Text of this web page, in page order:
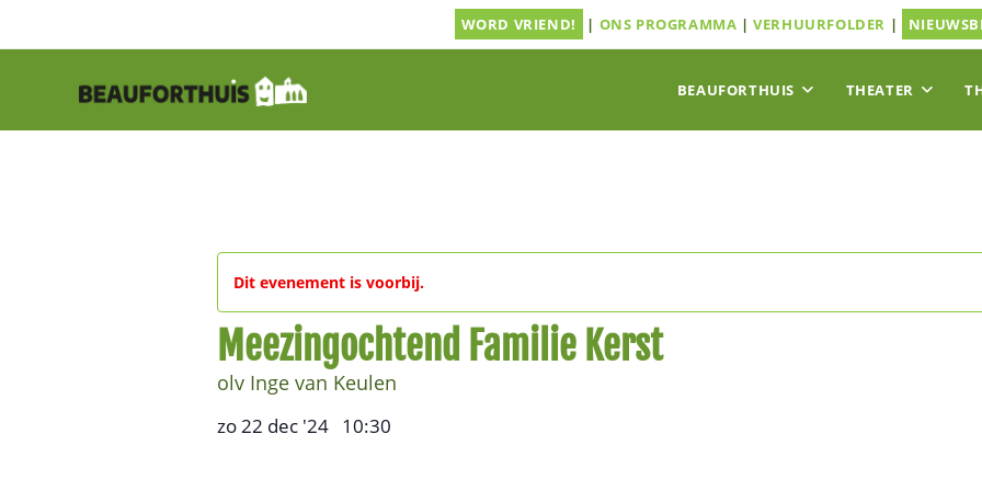
WORD VRIEND! | ONS PROGRAMMA |VERHUURFOLDER |
BEAUFORTHUIS THEATER
Dit evenement is voorbij.
Meezingochtend Familie Kerst
olv Inge van Keulen
zo 22 dec '24 10:30